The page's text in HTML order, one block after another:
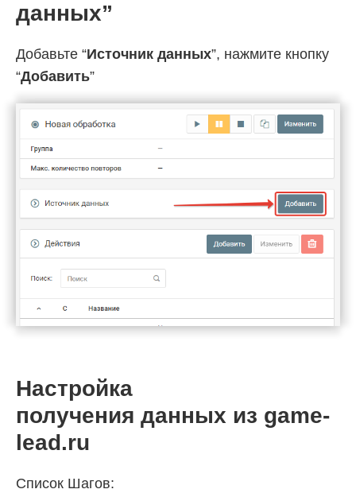
данных”
Добавьте “Источник данных”, нажмите кнопку
“Добавить”
Настройка
получения данных из game-
lead.ru
Список Шагов: